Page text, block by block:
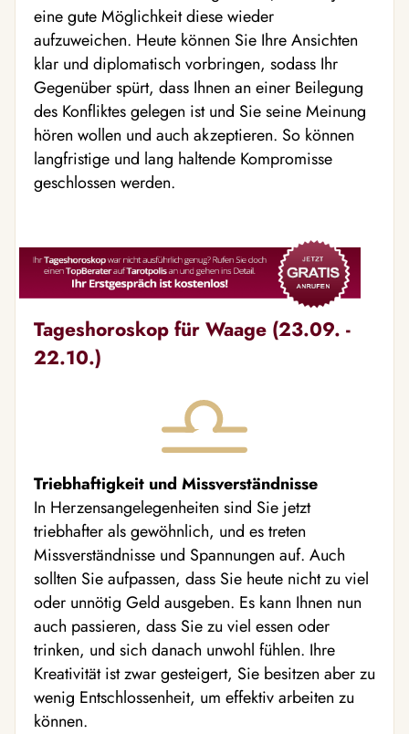
eine gute Möglichkeit diese wieder
aufzuweichen. Heute können Sie Ihre Ansichten
klar und diplomatisch vorbringen, sodass Ihr
Gegenüber spürt, dass Ihnen an einer Beilegung
des Konfliktes gelegen ist und Sie seine Meinung
hören wollen und auch akzeptieren. So können
langfristige und lang haltende Kompromisse
geschlossen werden.
Tageshoroskop für Waage (23.09. -
22.10.)
Triebhaftigkeit und Missverständnisse
In Herzensangelegenheiten sind Sie jetzt
triebhafter als gewöhnlich, und es treten
Missverständnisse und Spannungen auf. Auch
sollten Sie aufpassen, dass Sie heute nicht zu viel
oder unnötig Geld ausgeben. Es kann Ihnen nun
auch passieren, dass Sie zu viel essen oder
trinken, und sich danach unwohl fühlen. Ihre
Kreativität ist zwar gesteigert, Sie besitzen aber zu
wenig Entschlossenheit, um effektiv arbeiten zu
können.